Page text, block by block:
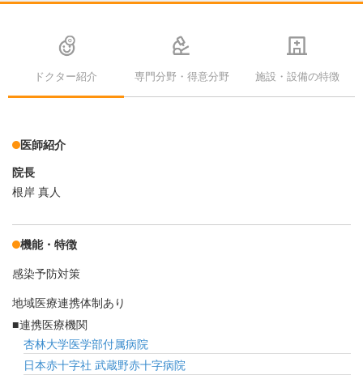
ドクター紹介 専門分野・得意分野 施設・設備の特徴
医師紹介
院長
根岸 真人
機能・特徴
感染予防対策
地域医療連携体制あり
連携医療機関
杏林大学医学部付属病院
日本赤十字社 武蔵野赤十字病院